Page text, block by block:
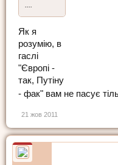
Як я
розумію, в
гаслі
"Європі -
так, Путіну
- фак" вам не пасує
21 жов 2011